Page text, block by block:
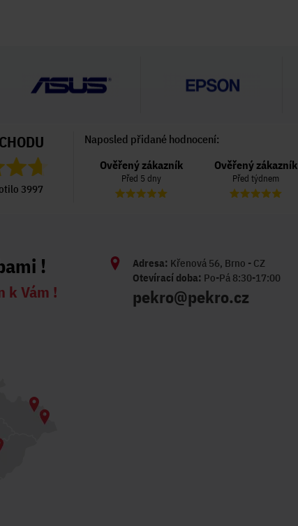
3997
Naposled přidané hodnocení:
zákazník
Před 5 dny
Ověřený zákazník
Před 5 dny
Ověřený zákazník
Před týdnem
!
k Vám !
Adresa: Křenová 56, Brno - CZ
Otevírací doba: Po-Pá 8:30-17:00
pekro@pekro.cz